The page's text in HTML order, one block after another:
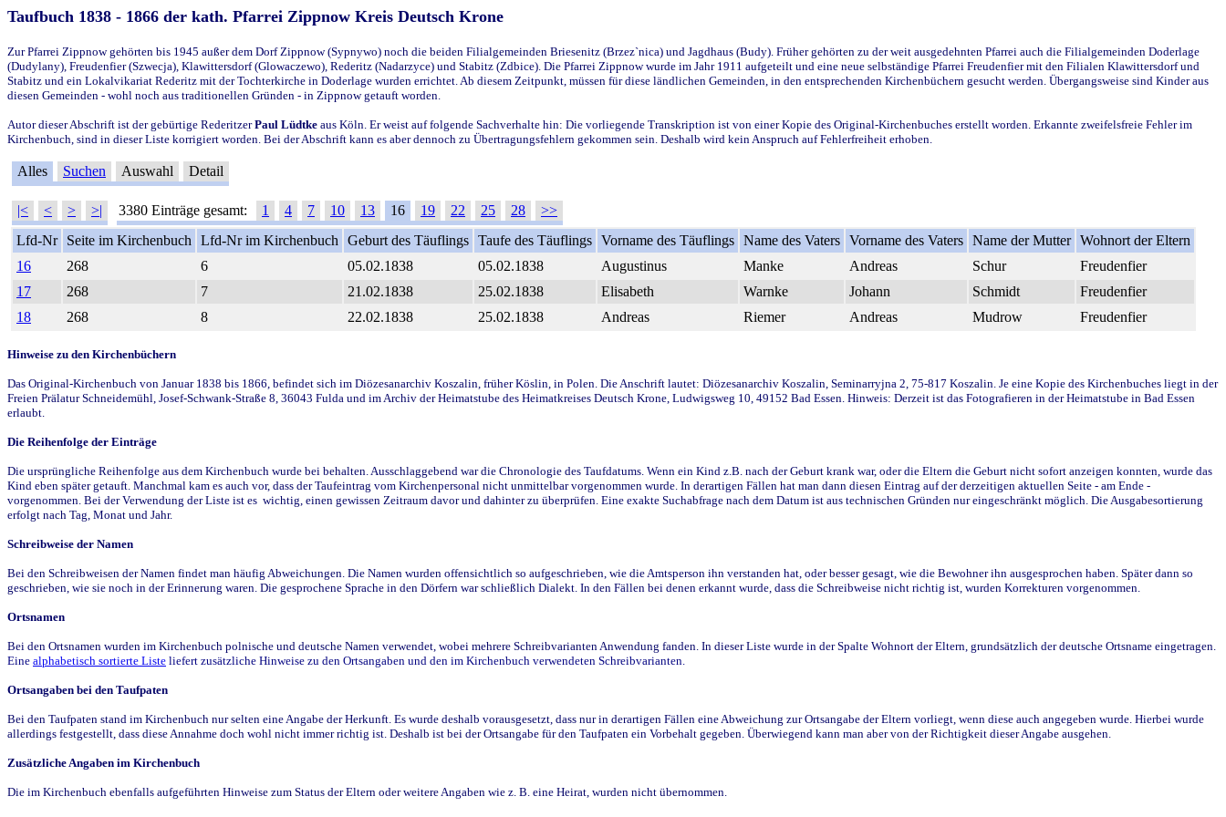
Taufbuch 1838 - 1866 der kath. Pfarrei Zippnow Kreis Deutsch Krone
Zur Pfarrei Zippnow gehörten bis 1945 außer dem Dorf Zippnow (Sypnywo) noch die beiden Filialgemeinden Briesenitz (Brzez`nica) und Jagdhaus (Budy). Früher gehörten zu der weit ausgedehnten Pfarrei auch die Filialgemeinden Doderlage
(Dudylany), Freudenfier (Szwecja), Klawittersdorf (Glowaczewo), Rederitz (Nadarzyce) und Stabitz (Zdbice). Die Pfarrei Zippnow wurde im Jahr 1911 aufgeteilt und eine neue selbständige Pfarrei Freudenfier mit den Filialen Klawittersdorf und
Stabitz und ein Lokalvikariat Rederitz mit der Tochterkirche in Doderlage wurden errichtet. Ab diesem Zeitpunkt, müssen für diese ländlichen Gemeinden, in den entsprechenden Kirchenbüchern gesucht werden. Übergangsweise sind Kinder aus
diesen Gemeinden - wohl noch aus traditionellen Gründen - in Zippnow getauft worden.
Autor dieser Abschrift ist der gebürtige RederitzerPaul Lüdtke aus Köln. Er weist auf folgende Sachverhalte hin: Die vorliegende Transkription ist von einer Kopie des Original-Kirchenbuches erstellt worden. Erkannte zweifelsfreie Fehler im
Kirchenbuch, sind in dieser Liste korrigiert worden. Bei der Abschrift kann es aber dennoch zu Übertragungsfehlern gekommen sein. Deshalb wird kein Anspruch auf Fehlerfreiheit erhoben.
Alles Suchen Auswahl Detail
|< < > >| 3380 Einträge gesamt: 1 4 7 10 13 16 19 22 25 28
>>
Lfd-Nr
Seite im Kirchenbuch Lfd-Nr im Kirchenbuch Geburt des Täuflings Taufe des Täuflings Vorname des Täuflings Name des Vaters Vorname des Vaters Name der Mutter Wohnort der Eltern
16
268 6 05.02.1838 05.02.1838 Augustinus Manke Andreas Schur
Freudenfier
17
268 7 21.02.1838 25.02.1838 Elisabeth Warnke Johann Schmidt
Freudenfier
18
268 8 22.02.1838 25.02.1838 Andreas Riemer Andreas Mudrow Freudenfier
Hinweise zu den Kirchenbüchern
Das Original-Kirchenbuch von Januar 1838 bis 1866, befindet sich im Diözesanarchiv Koszalin, früher Köslin, in Polen. Die Anschrift lautet: Diözesanarchiv Koszalin, Seminarryjna 2, 75-817 Koszalin. Je eine Kopie des Kirchenbuches liegt in der
Freien Prälatur Schneidemühl, Josef-Schwank-Straße 8, 36043 Fulda und im Archiv der Heimatstube des Heimatkreises Deutsch Krone, Ludwigsweg 10, 49152 Bad Essen. Hinweis: Derzeit ist das Fotografieren in der Heimatstube in Bad Essen
erlaubt.
Die Reihenfolge der Einträge
Die ursprüngliche Reihenfolge aus dem Kirchenbuch wurde bei behalten. Ausschlaggebend war die Chronologie des Taufdatums. Wenn ein Kind z.B. nach der Geburt krank war, oder die Eltern die Geburt nicht sofort anzeigen konnten, wurde das
Kind eben später getauft. Manchmal kam es auch vor, dass der Taufeintrag vom Kirchenpersonal nicht unmittelbar vorgenommen wurde. In derartigen Fällen hat man dann diesen Eintrag auf der derzeitigen aktuellen Seite - am Ende -
vorgenommen. Bei der Verwendung der Liste ist es wichtig, einen gewissen Zeitraum davor und dahinter zu überprüfen. Eine exakte Suchabfrage nach dem Datum ist aus technischen Gründen nur eingeschränkt möglich. Die Ausgabesortierung
erfolgt nach Tag, Monat und Jahr.
Schreibweise der Namen
Bei den Schreibweisen der Namen findet man häufig Abweichungen. Die Namen wurden offensichtlich so aufgeschrieben, wie die Amtsperson ihn verstanden hat, oder besser gesagt, wie die Bewohner ihn ausgesprochen haben. Später dann so
geschrieben, wie sie noch in der Erinnerung waren. Die gesprochene Sprache in den Dörfern war schließlich Dialekt. In den Fällen bei denen erkannt wurde, dass die Schreibweise nicht richtig ist, wurden Korrekturen vorgenommen.
Ortsnamen
Bei den Ortsnamen wurden im Kirchenbuch polnische und deutsche Namen verwendet, wobei mehrere Schreibvarianten Anwendung fanden. In dieser Liste wurde in der Spalte Wohnort der Eltern, grundsätzlich der deutsche Ortsname eingetragen.
Eine alphabetisch sortierte Liste liefert zusätzliche Hinweise zu den Ortsangaben und den im Kirchenbuch verwendeten Schreibvarianten.
Ortsangaben bei den Taufpaten
Bei den Taufpaten stand im Kirchenbuch nur selten eine Angabe der Herkunft. Es wurde deshalb vorausgesetzt, dass nur in derartigen Fällen eine Abweichung zur Ortsangabe der Eltern vorliegt, wenn diese auch angegeben wurde. Hierbei wurde
allerdings festgestellt, dass diese Annahme doch wohl nicht immer richtig ist. Deshalb ist bei der Ortsangabe für den Taufpaten ein Vorbehalt gegeben. Überwiegend kann man aber von der Richtigkeit dieser Angabe ausgehen.
Zusätzliche Angaben im Kirchenbuch
Die im Kirchenbuch ebenfalls aufgeführten Hinweise zum Status der Eltern oder weitere Angaben wie z. B. eine Heirat, wurden nicht übernommen.